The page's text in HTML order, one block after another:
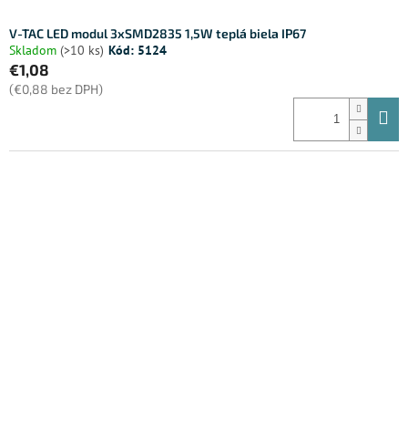
V-TAC LED modul 3xSMD2835 1,5W teplá biela IP67
Skladom (>10 ks) Kód: 5124
€1,08
(€0,88 bez DPH)